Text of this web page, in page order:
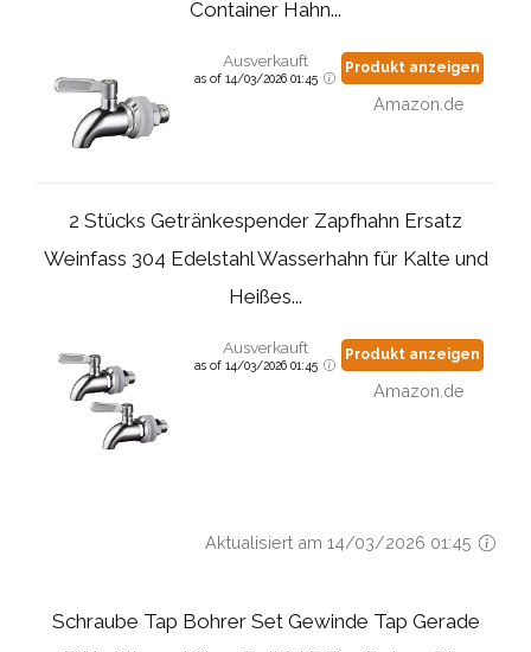
Container Hahn...
Ausverkauft
as of 14/03/2026 01:45
Produkt anzeigen
Amazon.de
2 Stücks Getränkespender Zapfhahn Ersatz
Weinfass 304 Edelstahl Wasserhahn für Kalte und
Heißes...
Ausverkauft
as of 14/03/2026 01:45
Produkt anzeigen
Amazon.de
Aktualisiert am 14/03/2026 01:45
Schraube Tap Bohrer Set Gewinde Tap Gerade